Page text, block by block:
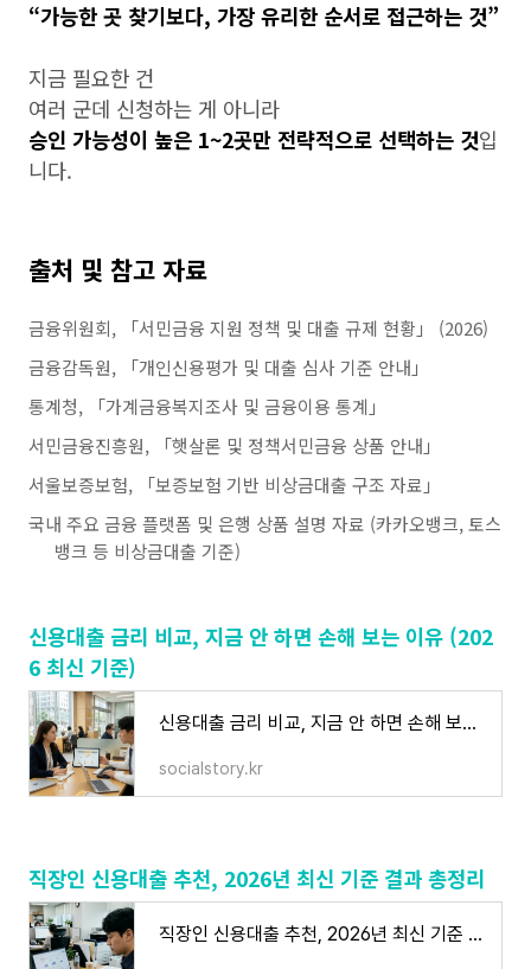
“가능한 곳 찾기보다, 가장 유리한 순서로 접근하는 것”
지금 필요한 건
여러 군데 신청하는 게 아니라
승인 가능성이 높은 1~2곳만 전략적으로 선택하는 것입
니다.
출처 및 참고 자료
금융위원회, 「서민금융 지원 정책 및 대출 규제 현황」 (2026)
금융감독원, 「개인신용평가 및 대출 심사 기준 안내」
통계청, 「가계금융복지조사 및 금융이용 통계」
서민금융진흥원, 「햇살론 및 정책서민금융 상품 안내」
서울보증보험, 「보증보험 기반 비상금대출 구조 자료」
국내 주요 금융 플랫폼 및 은행 상품 설명 자료 (카카오뱅크, 토스
뱅크 등 비상금대출 기준)
신용대출 금리 비교, 지금 안 하면 손해 보는 이유 (202
6 최신 기준)
신용대출 금리 비교, 지금 안 하면 손해 보는 이유 (2026 최신 기준)
socialstory.kr
직장인 신용대출 추천, 2026년 최신 기준 결과 총정리
직장인 신용대출 추천, 2026년 최신 기준 결과 총정리